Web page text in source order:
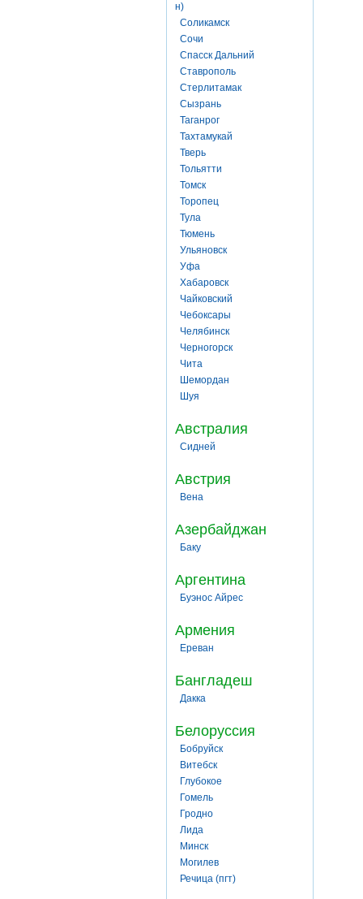
н)
Соликамск
Сочи
Спасск Дальний
Ставрополь
Стерлитамак
Сызрань
Таганрог
Тахтамукай
Тверь
Тольятти
Томск
Торопец
Тула
Тюмень
Ульяновск
Уфа
Хабаровск
Чайковский
Чебоксары
Челябинск
Черногорск
Чита
Шемордан
Шуя
Австралия
Сидней
Австрия
Вена
Азербайджан
Баку
Аргентина
Буэнос Айрес
Армения
Ереван
Бангладеш
Дакка
Белоруссия
Бобруйск
Витебск
Глубокое
Гомель
Гродно
Лида
Минск
Могилев
Речица (пгт)